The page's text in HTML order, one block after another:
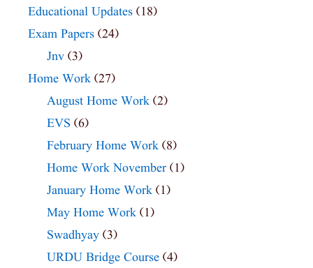
Educational Updates (18)
Exam Papers (24)
Jnv (3)
Home Work (27)
August Home Work (2)
EVS (6)
February Home Work (8)
Home Work November (1)
January Home Work (1)
May Home Work (1)
Swadhyay (3)
URDU Bridge Course (4)